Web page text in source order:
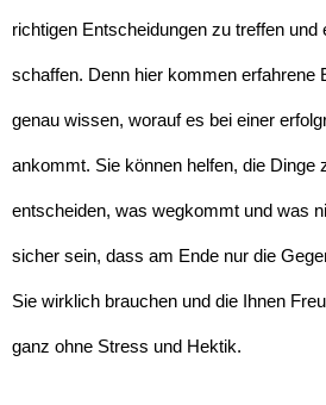
richtigen Entscheidungen zu treffen und
schaffen. Denn hier kommen erfahrene
genau wissen, worauf es bei einer
ankommt. Sie können helfen, die Dinge
entscheiden, was wegkommt und was
sicher sein, dass am Ende nur die
Sie wirklich brauchen und die Ihnen
ganz ohne Stress und Hektik.